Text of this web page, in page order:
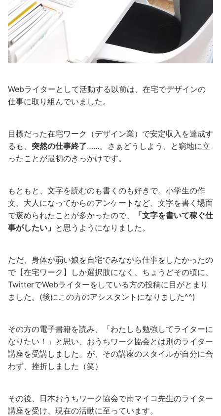
Webライターとして活動する以前は、在宅でデザインの
仕事に取り組んでいました。
目標だった在宅ワーク（デザイン業）で安定収入を達成す
るも、 突然の仕事終了……。さぁどうしよう、と窮地に立
ったことが最初のきっかけです。
もともと、文字を読むのも書くのも好きで。小学生の作
文、大人になってからのアンケートなど、文字を書く場面
で褒められたことが多かったので、
「文字を書いて稼ぐ仕
事がしたい」 と思うようになりました。
ただ、身体が弱い娘を自宅でみながら仕事をしたかったの
で【在宅ワーク】しか選択肢になく、ちょうどその頃に、
TwitterでWebライターをしている方の投稿に目がとまり
ました。(後にこの方のアシスタントになりました^^)
その方の電子書籍を読み、「わたしも勉強してライターに
なりたい！」と思い、おうちワーク協会とは別のライター
講座を受講しました。が、その講座のスタイルが自分に合
わず、挫折しました（笑）
その後、日本おうちワーク協会で南マイコ先生のライター
講座を受け、現在の活動に至っています。